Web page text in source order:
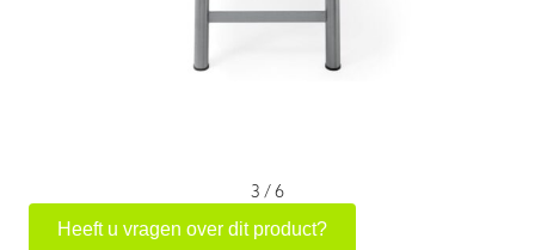
3 /6
Heeft u vragen over dit product?